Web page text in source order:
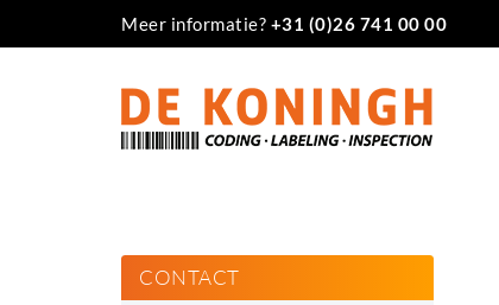
Meer informatie? +31 (0)26 741 00 00
CONTACT